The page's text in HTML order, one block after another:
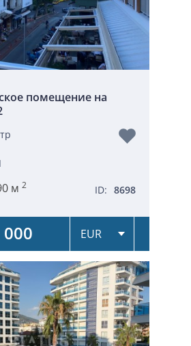
помещение на
м 2 ID: 8698
000